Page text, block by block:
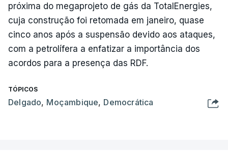
próxima do megaprojeto de gás da TotalEnergies,
cuja construção foi retomada em janeiro, quase
cinco anos após a suspensão devido aos ataques,
com a petrolífera a enfatizar a importância dos
acordos para a presença das RDF.
TÓPICOS
Delgado, Moçambique, Democrática